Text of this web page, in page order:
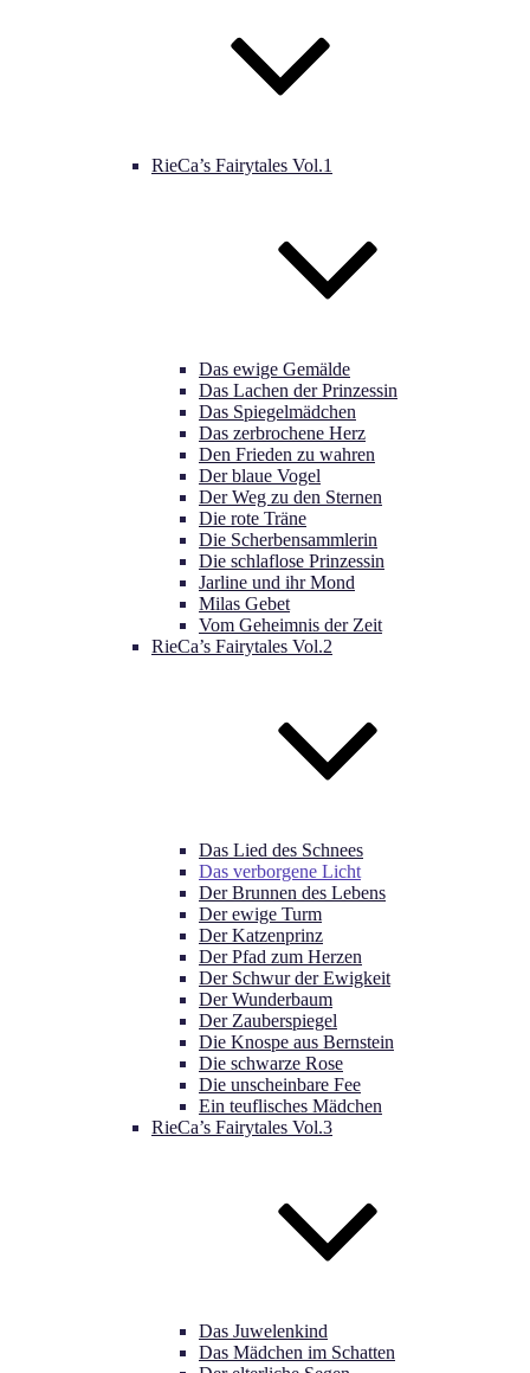
RieCa’s Fairytales Vol.1
Das ewige Gemälde
Das Lachen der Prinzessin
Das Spiegelmädchen
Das zerbrochene Herz
Den Frieden zu wahren
Der blaue Vogel
Der Weg zu den Sternen
Die rote Träne
Die Scherbensammlerin
Die schlaflose Prinzessin
Jarline und ihr Mond
Milas Gebet
Vom Geheimnis der Zeit
RieCa’s Fairytales Vol.2
Das Lied des Schnees
Das verborgene Licht
Der Brunnen des Lebens
Der ewige Turm
Der Katzenprinz
Der Pfad zum Herzen
Der Schwur der Ewigkeit
Der Wunderbaum
Der Zauberspiegel
Die Knospe aus Bernstein
Die schwarze Rose
Die unscheinbare Fee
Ein teuflisches Mädchen
RieCa’s Fairytales Vol.3
Das Juwelenkind
Das Mädchen im Schatten